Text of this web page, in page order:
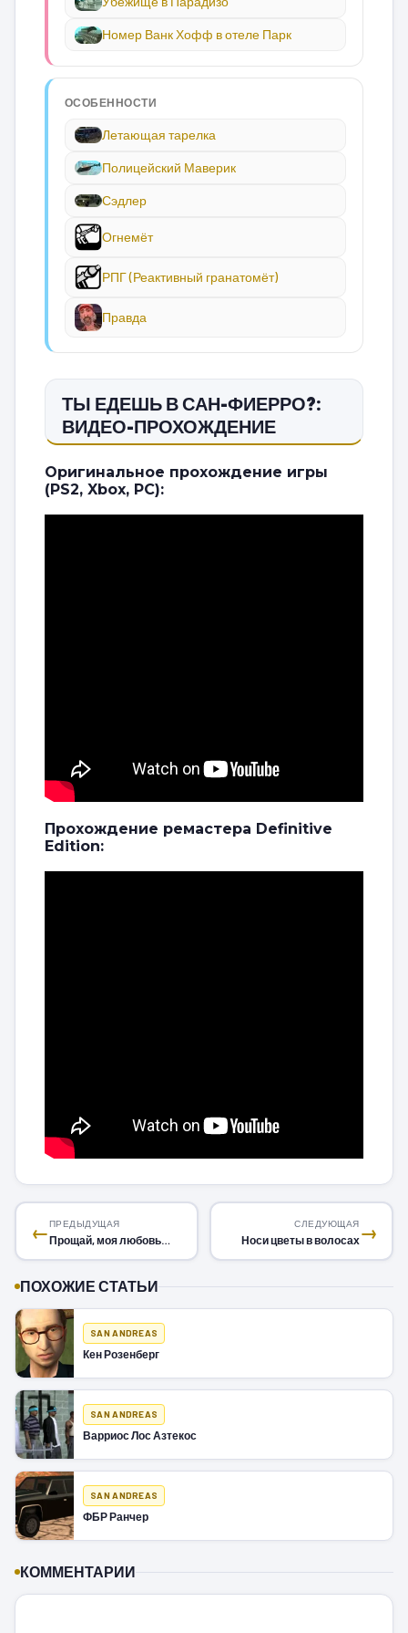
Номер Ванк Хофф в отеле Парк
ОСОБЕННОСТИ
Летающая тарелка
Полицейский Маверик
Сэдлер
Огнемёт
РПГ (Реактивный гранатомёт)
Правда
ТЫ ЕДЕШЬ В САН-ФИЕРРО?:
ВИДЕО-ПРОХОЖДЕНИЕ
Оригинальное прохождение игры
(PS2, Xbox, PC):
Прохождение ремастера Definitive
Edition:
←ПРЕДЫДУЩАЯ
Прощай, моя любовь… →
СЛЕДУЮЩАЯ
Носи цветы в волосах
ПОХОЖИЕ СТАТЬИ
SAN ANDREAS
Кен Розенберг
SAN ANDREAS
Варриос Лос Азтекос
SAN ANDREAS
ФБР Ранчер
КОММЕНТАРИИ